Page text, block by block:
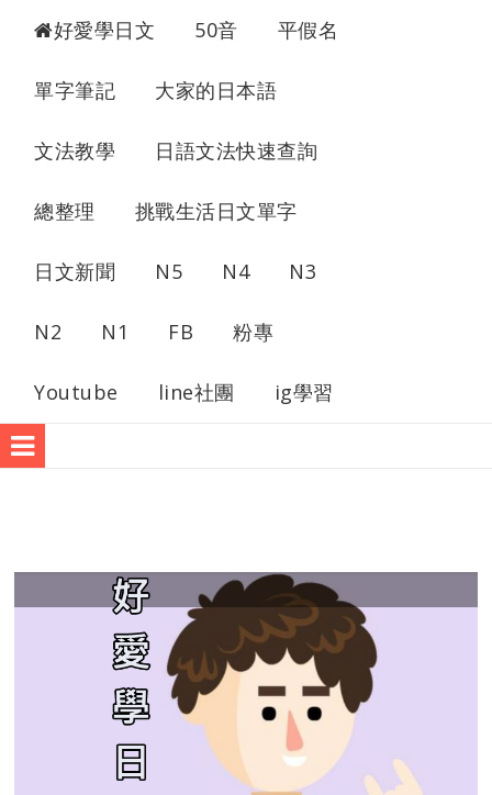
好愛學日文 50音 平假名
單字筆記 大家的日本語
文法教學 日語文法快速查詢
總整理 挑戰生活日文單字
日文新聞 N5 N4 N3
N2 N1 FB 粉專
Youtube line社團 ig學習